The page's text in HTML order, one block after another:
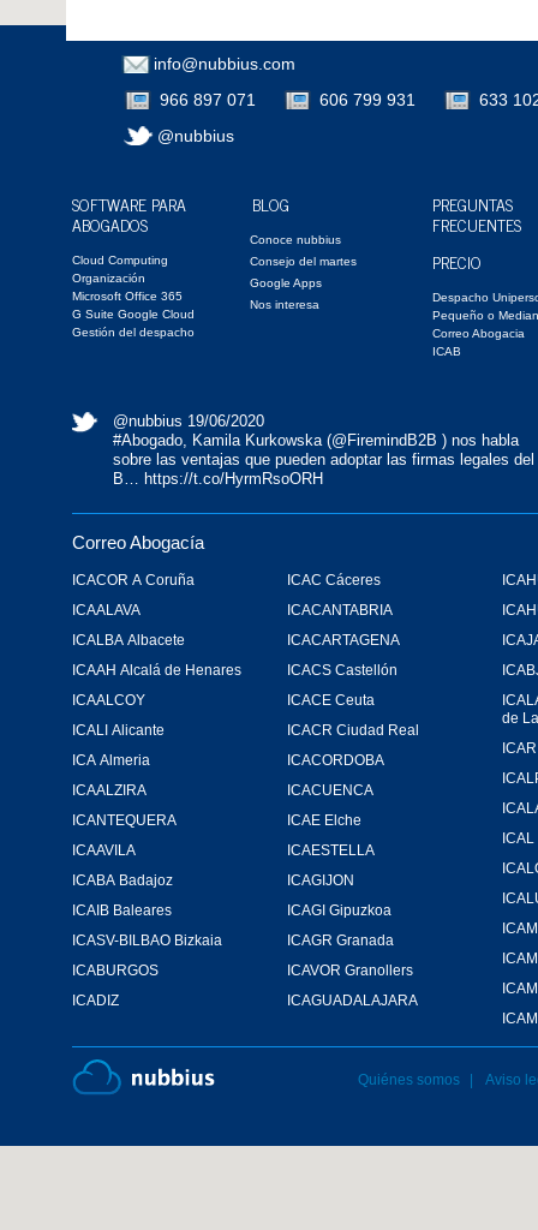
info@nubbius.com
966 897 071
606 799 931
633
@nubbius
SOFTWARE PARA
ABOGADOS
Cloud Computing
Organización
Microsoft Office 365
G Suite Google Cloud
Gestión del despacho
BLOG
Conoce nubbius
Consejo del martes
Google Apps
Nos interesa
PREGUNTAS
FRECUENTES
PRECIO
Despacho
Pequeño o
Correo Abogacia
ICAB
@nubbius 19/06/2020
#Abogado, Kamila Kurkowska (@FiremindB2B ) nos habla
sobre las ventajas que pueden adoptar las firmas legales del
B… https://t.co/HyrmRsoORH
Correo Abogacía
ICACOR A Coruña
ICAALAVA
ICALBA Albacete
ICAAH Alcalá de Henares
ICAALCOY
ICALI Alicante
ICA Almeria
ICAALZIRA
ICANTEQUERA
ICAAVILA
ICABA Badajoz
ICAIB Baleares
ICASV-BILBAO Bizkaia
ICABURGOS
ICADIZ
ICAC Cáceres
ICACANTABRIA
ICACARTAGENA
ICACS Castellón
ICACE Ceuta
ICACR Ciudad Real
ICACORDOBA
ICACUENCA
ICAE Elche
ICAESTELLA
ICAGIJON
ICAGI Gipuzkoa
ICAGR Granada
ICAVOR Granollers
ICAGUADALAJARA
de
Aviso
Quiénes somos